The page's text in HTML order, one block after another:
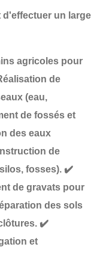
d'effectuer un large
agricoles pour
de
(eau,
de fossés et
des eaux
de
fosses). ✔️
de gravats pour
des sols
. ✔️
et